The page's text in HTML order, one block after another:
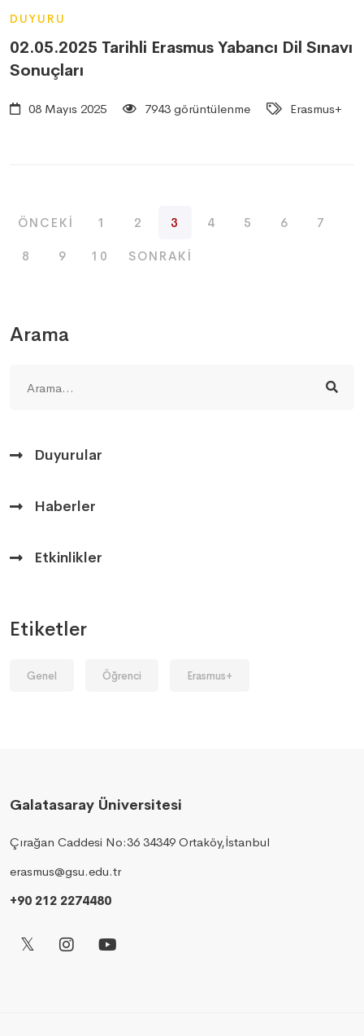
Arama
Duyurular
Haberler
Etkinlikler
Etiketler
Genel Öğrenci Erasmus+
DUYURU
02.05.2025 Tarihli Erasmus Yabancı Dil Sınavı
Sonuçları
08 Mayıs 2025 7943 görüntülenme Erasmus+
ÖNCEKI 1 2 3 4 5 6 7
8 9 10 SONRAKI
Galatasaray Üniversitesi
Çırağan Caddesi No:36 34349 Ortaköy,İstanbul
erasmus@gsu.edu.tr
+90 212 2274480